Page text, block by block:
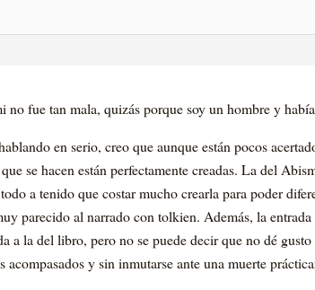
no fue tan mala, quizás porque soy un hombre y
en serio, creo que aunque están pocos
se hacen están perfectamente creadas. La del
a tenido que costar mucho crearla para poder
parecido al narrado con tolkien. Además, la
a la del libro, pero no se puede decir que no dé
acompasados y sin inmutarse ante una muerte